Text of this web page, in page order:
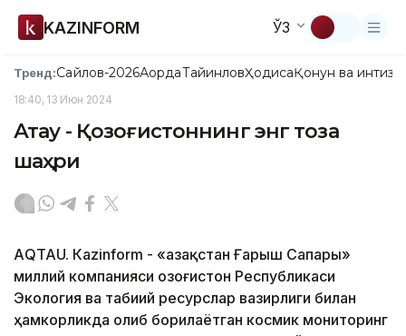
KAZINFORM ЎЗ
Тренд:Сайлов-2026АқордаТайинловҲодисаҚонун ва
18:40, 13 Июн 2024
Ақтау - Қозоғистоннинг энг тоза
шаҳри
АQTAU. Кazinform - «Қазақстан Ғарыш Сапары»
миллий компанияси Қозоғистон Республикаси
Экология ва табиий ресурслар вазирлиги билан
ҳамкорликда олиб борилаётган космик мониторинг